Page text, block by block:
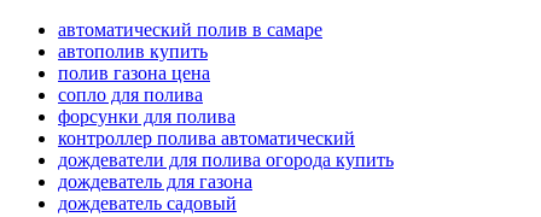
автоматический полив в самаре
автополив купить
полив газона цена
сопло для полива
форсунки для полива
контроллер полива автоматический
дождеватели для полива огорода купить
дождеватель для газона
дождеватель садовый